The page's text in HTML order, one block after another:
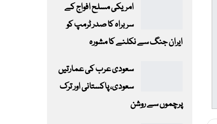
امریکی مسلح افواج کے
سربراہ کا صدر ٹرمپ کو
ایران جنگ سے نکلنے کا مشورہ
سعودی عرب کی عمارتیں
سعودی، پاکستانی اور ترک
پرچموں سے روشن